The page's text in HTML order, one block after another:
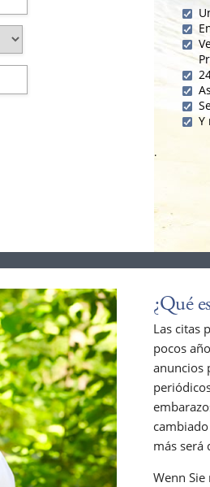
Y
.
¿Qué
Las citas
pocos
anuncios
más será
Wenn